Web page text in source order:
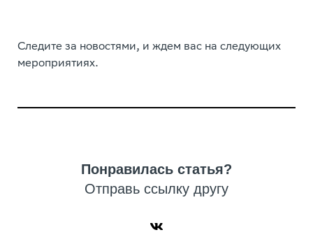
Следите за новостями, и ждем вас на следующих
мероприятиях.
Понравилась статья?
Отправь ссылку другу